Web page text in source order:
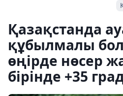
Қазақстанда
құбылмалы
өңірде нөсер
бірінде +35